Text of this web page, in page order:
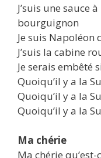
J’suis une sauce
bourguignon
Je suis Napoléon
J’suis la cabine
Je serais embêté
Quoiqu’il y a la
Quoiqu’il y a la
Quoiqu’il y a la
Ma chérie
Ma chérie qu’est-